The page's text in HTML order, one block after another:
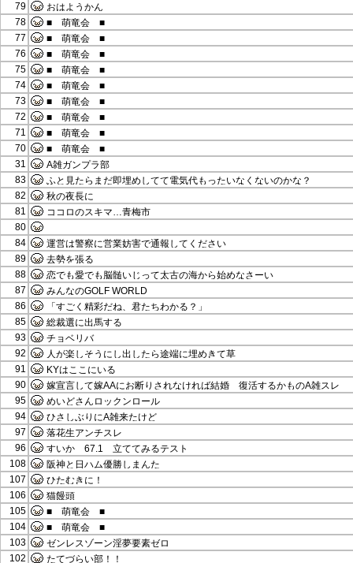
79
おはようかん
78
■ 萌竜会 ■
77
■ 萌竜会 ■
76
■ 萌竜会 ■
75
■ 萌竜会 ■
74
■ 萌竜会 ■
73
■ 萌竜会 ■
72
■ 萌竜会 ■
71
■ 萌竜会 ■
70
■ 萌竜会 ■
31
A雑ガンプラ部
83
ふと見たらまだ即埋めしてて電気代もったいなくないのかな？
82
秋の夜長に
81
ココロのスキマ…青梅市
80
84
運営は警察に営業妨害で通報してください
89
去勢を張る
88
恋でも愛でも脳髄いじって太古の海から始めなさーい
87
みんなのGOLF WORLD
86
「すごく精彩だね、君たちわかる？」
85
総裁選に出馬する
93
チョベリバ
92
人が楽しそうにし出したら途端に埋めきて草
91
KYはここにいる
90
嫁宣言して嫁AAにお断りされなければ結婚 復活するかものA雑スレ
95
めいどさんロックンロール
94
ひさしぶりにA雑来たけど
97
落花生アンチスレ
96
すいか 67.1 立ててみるテスト
108
阪神と日ハム優勝しまんた
107
ひたむきに！
106
猫饅頭
105
■ 萌竜会 ■
104
■ 萌竜会 ■
103
ゼンレスゾーン淫夢要素ゼロ
102
たてづらい部！！